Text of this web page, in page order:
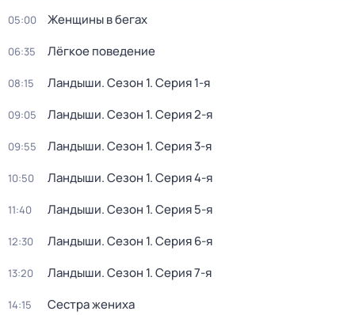
05:00 Женщины в бегах
06:35 Лёгкое поведение
08:15 Ландыши. Сезон 1. Серия 1-я
09:05 Ландыши. Сезон 1. Серия 2-я
09:55 Ландыши. Сезон 1. Серия 3-я
10:50 Ландыши. Сезон 1. Серия 4-я
11:40 Ландыши. Сезон 1. Серия 5-я
12:30 Ландыши. Сезон 1. Серия 6-я
13:20 Ландыши. Сезон 1. Серия 7-я
14:15 Сестра жениха